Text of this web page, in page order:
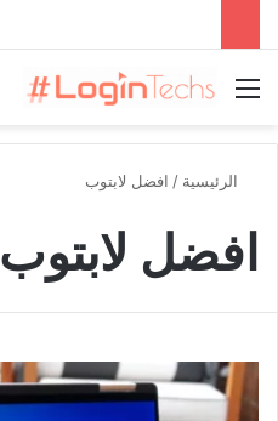
القائمة
الرئيسية / افضل لابتوب
افضل لابتوب